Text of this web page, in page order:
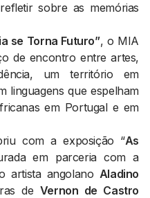
sobre as memórias
se Torna Futuro”, o MIA
de encontro entre artes,
um território em
linguagens que espelham
em Portugal e em
com a exposição “As
em parceria com a
artista angolano Aladino
de Vernon de Castro